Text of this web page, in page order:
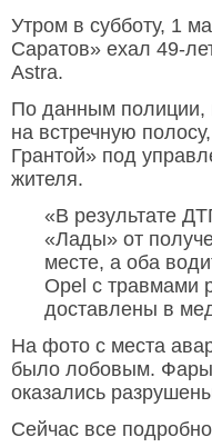
Утром в субботу, 1
Саратов» ехал 49-
Astra.
По данным полиции,
на встречную
Грантой» под
жителя.
«В результате
«Лады» от
месте, а оба
Opel с травмами
доставлены в
На фото с места
было лобовым.
оказались
Сейчас все